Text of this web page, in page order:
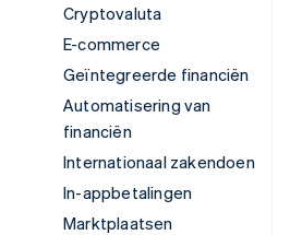
Cryptovaluta
E-commerce
Geïntegreerde financiën
Automatisering van
financiën
Internationaal zakendoen
In-appbetalingen
Marktplaatsen